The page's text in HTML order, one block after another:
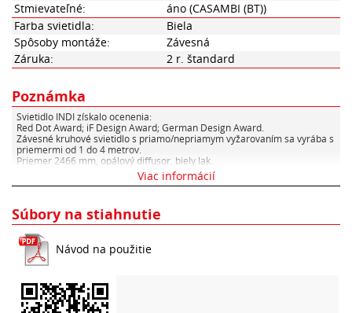
Stmievateľné:
áno (CASAMBI (BT))
Farba svietidla:
Biela
Spôsoby montáže:
Závesná
Záruka:
2 r. štandard
Poznámka
Svietidlo INDI získalo ocenenia:
Red Dot Award; iF Design Award; German Design Award.
Závesné kruhové svietidlo s priamo/nepriamym vyžarovaním sa vyrába s
priemermi od 1 do 4 metrov.
Priemer 2466 mm, opálový diffusor, biely lak.
DALI stmievateľné + 2x CASAMBI
240W, 22420 lm, 3000K
4ks závesy kolmo hore (lanká budú kotvené v SDK strope – dizajnový
čistý záves s rektifikáciou)
napájací kábel rovno hore pri jednom závese. LED driver nad stropom,
resp v technickom otvore.
casambi ovládanie horná časť
casambi ovládanie dolná časť
Viac informácií
Súbory na stiahnutie
Návod na použitie